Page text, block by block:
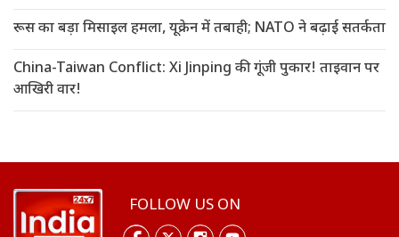
रूस का बड़ा मिसाइल हमला, यूक्रेन में तबाही; NATO ने बढ़ाई सतर्कता
China-Taiwan Conflict: Xi Jinping की गूंजी पुकार! ताइवान पर
आखिरी वार!
FOLLOW US ON